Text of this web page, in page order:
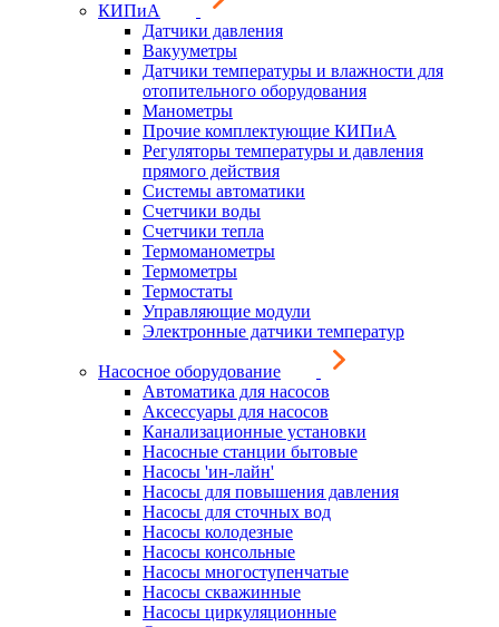
КИПиА
Датчики давления
Вакууметры
Датчики температуры и влажности для
отопительного оборудования
Манометры
Прочие комплектующие КИПиА
Регуляторы температуры и давления
прямого действия
Системы автоматики
Счетчики воды
Счетчики тепла
Термоманометры
Термометры
Термостаты
Управляющие модули
Электронные датчики температур
Насосное оборудование
Автоматика для насосов
Аксессуары для насосов
Канализационные установки
Насосные станции бытовые
Насосы 'ин-лайн'
Насосы для повышения давления
Насосы для сточных вод
Насосы колодезные
Насосы консольные
Насосы многоступенчатые
Насосы скважинные
Насосы циркуляционные